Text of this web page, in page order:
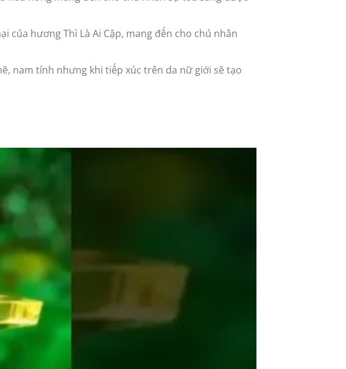
của hương Thì Là Ai Cập, mang đến cho chủ nhân
nam tính nhưng khi tiếp xúc trên da nữ giới sẽ tạo